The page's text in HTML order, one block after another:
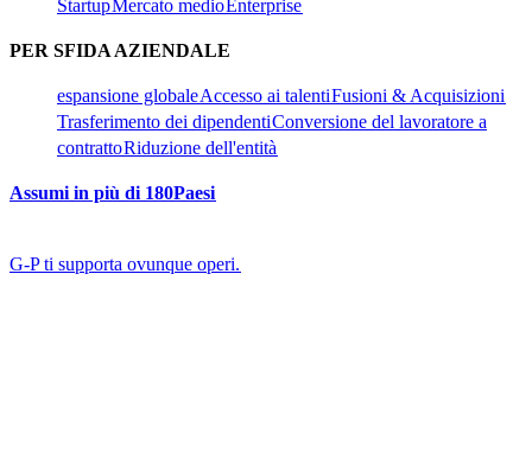
Startup​​Mercato medio​​ Enterprise​​
PER SFIDA AZIENDALE​​
espansione globale​​Accesso ai talenti​​Fusioni & Acquisizioni​​
Trasferimento dei dipendenti​​Conversione del lavoratore a
contratto​​Riduzione dell'entità​​
Assumi in più di 180Paesi​​
G-P ti supporta ovunque operi.​​